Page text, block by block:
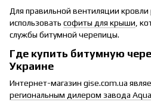
Для правильной вентиляции
использовать софиты для крыши ,
службы битумной черепицы.
Где купить битумную
Украине
Интернет-магазин gise.com.ua
региональным дилером завода